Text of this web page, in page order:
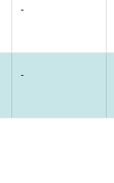
-
-